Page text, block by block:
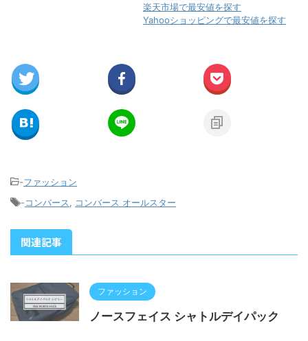
楽天市場で最安値を探す
Yahooショッピングで最安値を探す
-ファッション
-コンバース コンバース オールスター
関連記事
ファッション
ノースフェイス シャトルデイパック